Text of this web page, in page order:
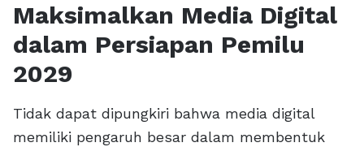
Maksimalkan Media Digital
dalam Persiapan Pemilu
2029
Tidak dapat dipungkiri bahwa media digital
memiliki pengaruh besar dalam membentuk